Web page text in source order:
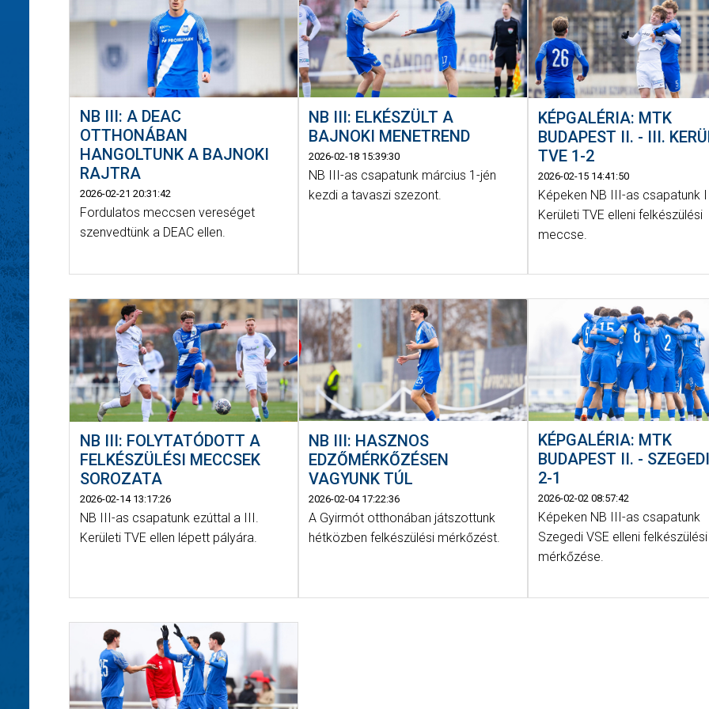
NB III: A DEAC
OTTHONÁBAN
HANGOLTUNK A BAJNOKI
RAJTRA
2026-02-21 20:31:42
Fordulatos meccsen vereséget
szenvedtünk a DEAC ellen.
NB III: ELKÉSZÜLT A
BAJNOKI MENETREND
2026-02-18 15:39:30
NB III-as csapatunk március 1-jén
kezdi a tavaszi szezont.
KÉPGALÉRIA: MTK
BUDAPEST II. - III.
TVE 1-2
2026-02-15 14:41:50
Képeken NB III-as csapatunk
Kerületi TVE elleni felkészülési
meccse.
NB III: FOLYTATÓDOTT A
FELKÉSZÜLÉSI MECCSEK
SOROZATA
2026-02-14 13:17:26
NB III-as csapatunk ezúttal a III.
Kerületi TVE ellen lépett pályára.
NB III: HASZNOS
EDZŐMÉRKŐZÉSEN
VAGYUNK TÚL
2026-02-04 17:22:36
A Gyirmót otthonában játszottunk
hétközben felkészülési mérkőzést.
KÉPGALÉRIA: MTK
BUDAPEST II. -
2-1
2026-02-02 08:57:42
Képeken NB III-as csapatunk
Szegedi VSE elleni felkészülési
mérkőzése.